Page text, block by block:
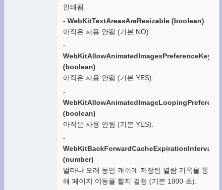
인쇄됨.
- WebKitTextAreasAreResizable (boolean)
아직은 사용 안됨 (기본 NO).
-
WebKitAllowAnimatedImagesPreferenceKey
(boolean)
아직은 사용 안됨 (기본 YES).
-
(boolean)
아직은 사용 안됨 (기본 YES).
-
(number)
얼마나 오래 동안 캐쉬에 저장된 열람 기록을 통
해 페이지 이동을 할지 결정 (기본 1800 초).